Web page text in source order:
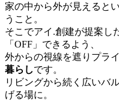
家の中から外が見えると
うこと。
そこでアイ.創建が提案し
「 OFF 」できるよう、
外からの視線を遮りプラ
暮らしです。
リビングから続く広いバ
げる場に。